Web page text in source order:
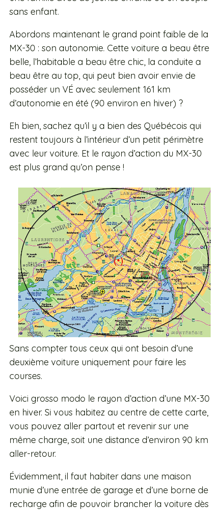
sans enfant.
Abordons maintenant le grand point faible de la
MX-30 : son autonomie. Cette voiture a beau être
belle, l’habitable a beau être chic, la conduite a
beau être au top, qui peut bien avoir envie de
posséder un VÉ avec seulement 161 km
d’autonomie en été (90 environ en hiver) ?
Eh bien, sachez qu’il y a bien des Québécois qui
restent toujours à l’intérieur d’un petit périmètre
avec leur voiture. Et le rayon d’action du MX-30
est plus grand qu’on pense !
Sans compter tous ceux qui ont besoin d’une
deuxième voiture uniquement pour faire les
courses.
Voici grosso modo le rayon d’action d’une MX-30
en hiver. Si vous habitez au centre de cette carte,
vous pouvez aller partout et revenir sur une
même charge, soit une distance d’environ 90 km
aller-retour.
Évidemment, il faut habiter dans une maison
munie d’une entrée de garage et d’une borne de
recharge afin de pouvoir brancher la voiture dès